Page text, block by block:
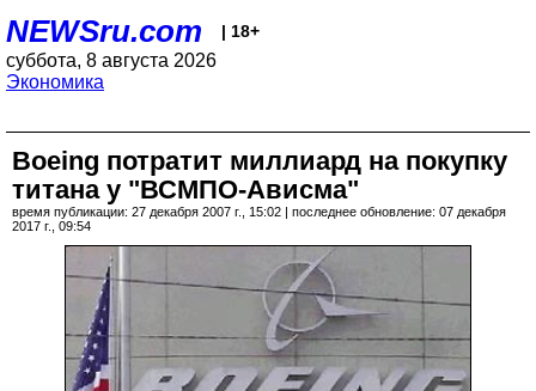
NEWSru.com | 18+
суббота, 8 августа 2026
Экономика
Boeing потратит миллиард на покупку
титана у "ВСМПО-Ависма"
время публикации: 27 декабря 2007 г., 15:02 | последнее обновление: 07 декабря
2017 г., 09:54